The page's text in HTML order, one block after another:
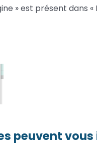
» est présent dans
peuvent